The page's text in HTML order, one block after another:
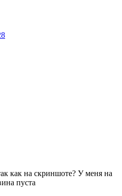
как на скриншоте? У меня на
пуста